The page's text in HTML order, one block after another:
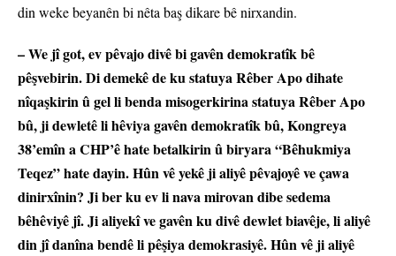
din weke beyanên bi nêta baş dikare bê nirxandin.
– We jî got, ev pêvajo divê bi gavên demokratîk bê
pêşvebirin. Di demekê de ku statuya Rêber Apo dihate
nîqaşkirin û gel li benda misogerkirina statuya Rêber Apo
bû, ji dewletê li hêviya gavên demokratîk bû, Kongreya
38’emîn a CHP’ê hate betalkirin û biryara “Bêhukmiya
Teqez” hate dayin. Hûn vê yekê ji aliyê pêvajoyê ve çawa
dinirxînin? Ji ber ku ev li nava mirovan dibe sedema
bêhêviyê jî. Ji aliyekî ve gavên ku divê dewlet biavêje, li aliyê
din jî danîna bendê li pêşiya demokrasiyê. Hûn vê ji aliyê